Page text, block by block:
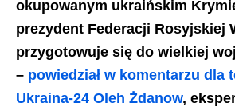
okupowanym ukraińskim
prezydent Federacji Rosyjskiej
przygotowuje się do wielkiej
– powiedział w komentarzu dla
Ukraina-24 Oleh Żdanow,